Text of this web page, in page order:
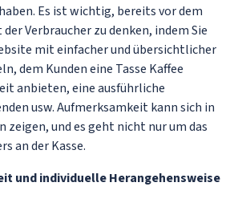
Es ist wichtig, bereits vor dem
Verbraucher zu denken, indem Sie
mit einfacher und übersichtlicher
dem Kunden eine Tasse Kaffee
anbieten, eine ausführliche
usw. Aufmerksamkeit kann sich in
zeigen, und es geht nicht nur um das
an der Kasse.
und individuelle Herangehensweise